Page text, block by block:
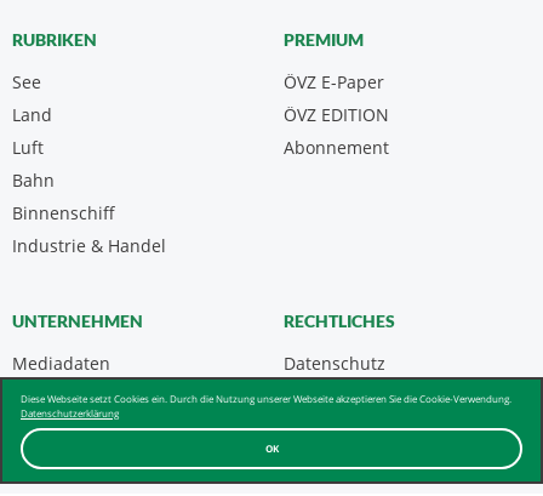
OK
Diese Webseite setzt Cookies ein. Durch die Nutzung unserer Webseite akzeptieren Sie die Cookie-Verwendung.
Datenschutzerklärung
RUBRIKEN
See
Land
Luft
Bahn
Binnenschiff
Industrie & Handel
PREMIUM
ÖVZ E-Paper
Abonnement
ÖVZ EDITION
UNTERNEHMEN
Mediadaten
Kontakt
Über uns & AGB
RECHTLICHES
Datenschutz
Impressum